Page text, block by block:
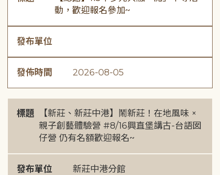
動，歡迎報名參加~
發布單位
發佈時間 2026-08-05
標題
【新莊、新莊中港】鬧新莊！在地風味 ×
親子創藝體驗營 #8/16興直堡講古-台語囡
仔營 仍有名額歡迎報名~
發布單位 新莊中港分館